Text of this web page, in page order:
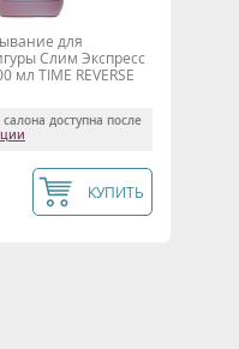
для
Слим Экспресс
мл TIME REVERSE
доступна после
КУПИТЬ